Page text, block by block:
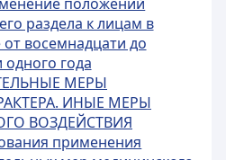
раздела к лицам в
от восемнадцати до
одного года
МЕРЫ
ИНЫЕ МЕРЫ
ВОЗДЕЙСТВИЯ
применения